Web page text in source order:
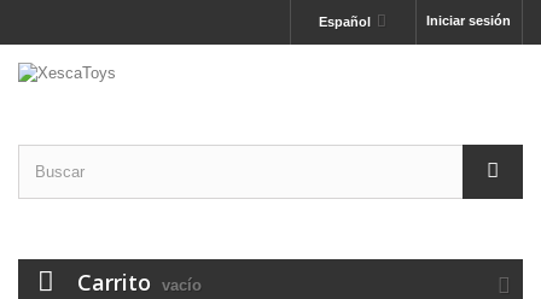
Iniciar sesión
Español
Carrito vacío